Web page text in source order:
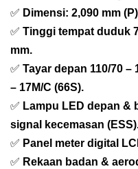
✅ Dimensi: 2,090 mm
✅ Tinggi tempat duduk
mm.
✅ Tayar depan 110/70 –
– 17M/C (66S).
✅ Lampu LED depan &
signal kecemasan
✅ Panel meter digital
✅ Rekaan badan &